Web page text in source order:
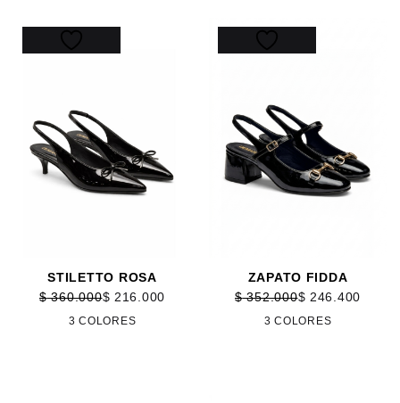
STILETTO ROSA
$ 216.000
$360.000
3 COLORES
ZAPATO FIDDA
$ 246.400
$352.000
3 COLORES